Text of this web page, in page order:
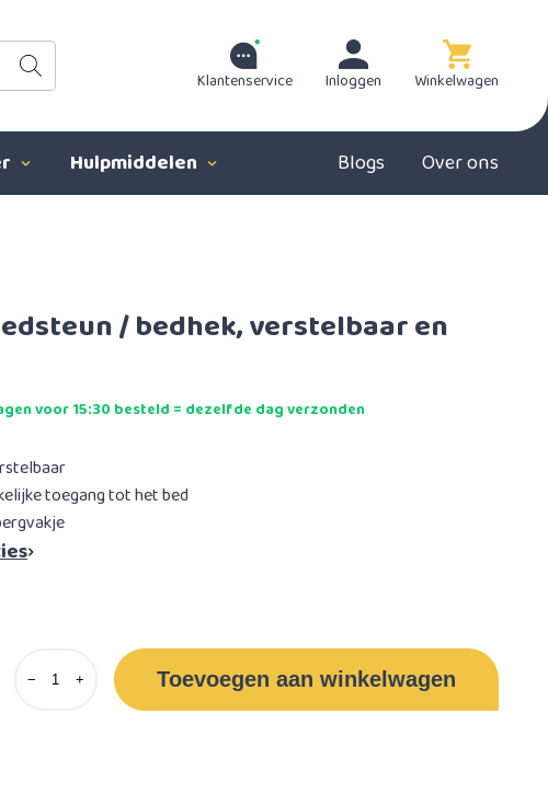
Klantenservice Inloggen Winkelwagen
Hulpmiddelen Blogs Over ons
/ bedhek, verstelbaar en
voor 15:30 besteld = dezelfde dag verzonden
toegang tot het bed
− + Toevoegen aan winkelwagen